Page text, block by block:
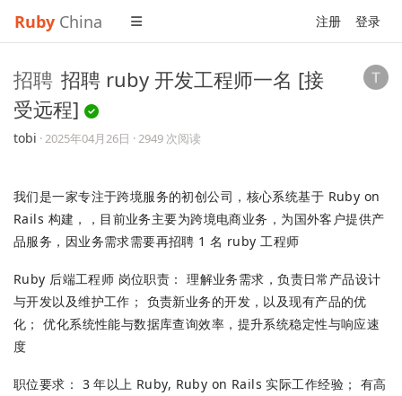
Ruby China 注册 登录
招聘 招聘 ruby 开发工程师一名 [接
受远程]
tobi ·2025年04月26日 · 2949 次阅读
我们是一家专注于跨境服务的初创公司，核心系统基于 Ruby on
Rails 构建，，目前业务主要为跨境电商业务，为国外客户提供产
品服务，因业务需求需要再招聘 1 名 ruby 工程师
Ruby 后端工程师 岗位职责： 理解业务需求，负责日常产品设计
与开发以及维护工作； 负责新业务的开发，以及现有产品的优
化； 优化系统性能与数据库查询效率，提升系统稳定性与响应速
度
职位要求： 3 年以上 Ruby, Ruby on Rails 实际工作经验； 有高